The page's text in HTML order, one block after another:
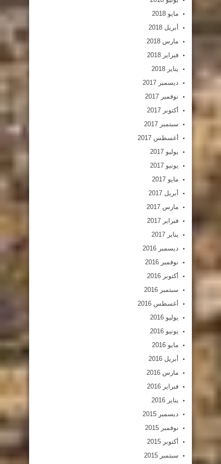
مايو 2018
أبريل 2018
مارس 2018
فبراير 2018
يناير 2018
ديسمبر 2017
نوفمبر 2017
أكتوبر 2017
سبتمبر 2017
أغسطس 2017
يوليو 2017
يونيو 2017
مايو 2017
أبريل 2017
مارس 2017
فبراير 2017
يناير 2017
ديسمبر 2016
نوفمبر 2016
أكتوبر 2016
سبتمبر 2016
أغسطس 2016
يوليو 2016
يونيو 2016
مايو 2016
أبريل 2016
مارس 2016
فبراير 2016
يناير 2016
ديسمبر 2015
نوفمبر 2015
أكتوبر 2015
سبتمبر 2015